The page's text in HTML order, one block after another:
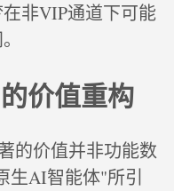
非VIP通道下可能
价值重构
的价值并非功能数
生AI智能体"所引